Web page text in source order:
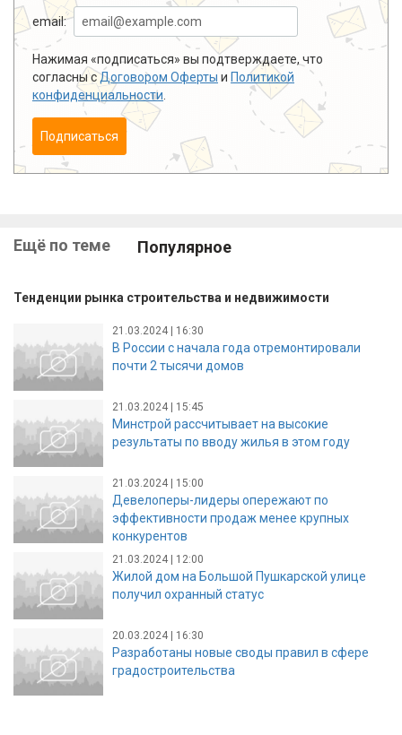
email:
Нажимая «подписаться» вы подтверждаете, что
согласны сДоговором Оферты и Политикой
конфиденциальности
Подписаться
Ещё по теме Популярное
Тенденции рынка строительства и недвижимости
21.03.2024 | 16:30
В России с начала года отремонтировали
почти 2 тысячи домов
21.03.2024 | 15:45
Минстрой рассчитывает на высокие
результаты по вводу жилья в этом году
21.03.2024 | 15:00
Девелоперы-лидеры опережают по
эффективности продаж менее крупных
конкурентов
21.03.2024 | 12:00
Жилой дом на Большой Пушкарской улице
получил охранный статус
20.03.2024 | 16:30
Разработаны новые своды правил в сфере
градостроительства